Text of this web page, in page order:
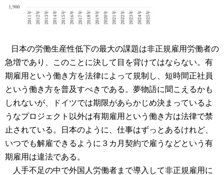
日本の労働生産性低下の最大の課題は非正規雇用労働者の
急増であり、このことに決して目を背けてはならない。有
期雇用という働き方を法律によって規制し、短時間正社員
という働き方を普及すべきである。夢物語に聞こえるかも
しれないが、ドイツでは期限があらかじめ決まっているよ
うなプロジェクト以外は有期雇用という働き方は法律で禁
止されている。日本のように、仕事はずっとあるけれど、
いつでも解雇できるように３カ月契約で雇うなどという有
期雇用は違法である。
人手不足の中で外国人労働者まで導入して非正規雇用に